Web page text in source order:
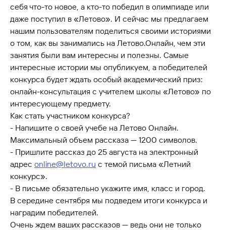
себя что-то новое, а кто-то победил в олимпиаде или
даже поступил в «Летово». И сейчас мы предлагаем
нашим пользователям поделиться своими историями
о том, как вы занимались на Летово.Онлайн, чем эти
занятия были вам интересны и полезны. Самые
интересные истории мы опубликуем, а победителей
конкурса будет ждать особый академический приз:
онлайн-консультация с учителем школы «Летово» по
интересующему предмету.
Как стать участником конкурса?
- Напишите о своей учебе на Летово Онлайн.
Максимальный объем рассказа — 1200 символов.
- Пришлите рассказ до 25 августа на электронный
адрес online@letovo.ru с темой письма «Летний
конкурс».
- В письме обязательно укажите имя, класс и город.
В середине сентября мы подведем итоги конкурса и
наградим победителей.
Очень ждем ваших рассказов — ведь они не только